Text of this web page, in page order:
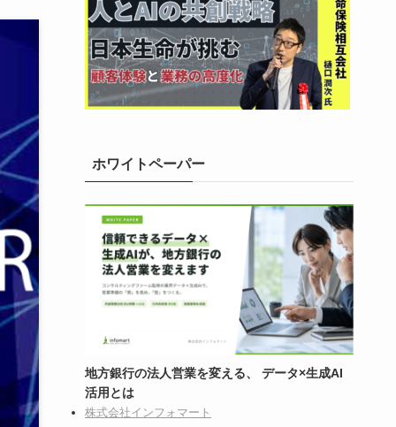
ホワイトペーパー
地方銀行の法人営業を変える、 データ×生成AI
活用とは
株式会社インフォマート